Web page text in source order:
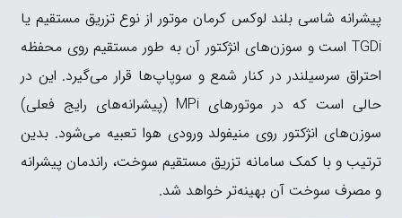
پیشرانه شاسی بلند لوکس کرمان موتور از نوع تزریق مستقیم یا
TGDi است و سوزن‌های انژکتور آن به طور مستقیم روی محفظه
احتراق سرسیلندر در کنار شمع و سوپاپ‌ها قرار می‌گیرد. این در
حالی است که در موتورهای MPi (پیشرانه‌های رایج فعلی)
سوزن‌های انژکتور روی منیفولد ورودی هوا تعبیه می‌شود. بدین
ترتیب و با کمک سامانه تزریق مستقیم سوخت، راندمان پیشرانه
و مصرف سوخت آن بهینه‌تر خواهد شد.